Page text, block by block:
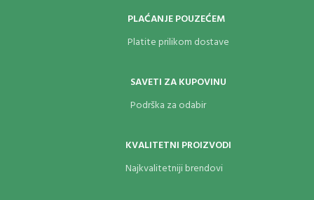
PLAĆANJE POUZEĆEM
Platite prilikom dostave
SAVETI ZA KUPOVINU
Podrška za odabir
KVALITETNI PROIZVODI
Najkvalitetniji brendovi